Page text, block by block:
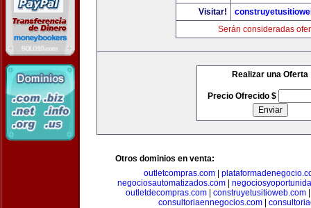
Visitar!
Serán consideradas
Realizar una Oferta
Precio Ofrecido $
Otros dominios en venta:
outletcompras.com
negociosautomatizados.com|
outletdecompras.com
construyetusitioweb.com
consultoriaennegocios.com